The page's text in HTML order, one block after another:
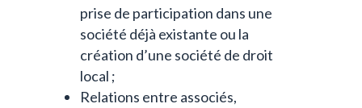
prise de participation dans une
société déjà existante ou la
création d’une société de droit
local ;
Relations entre associés,